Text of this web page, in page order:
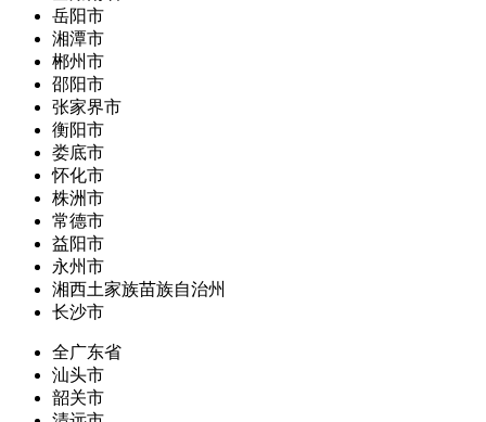
岳阳市
湘潭市
郴州市
邵阳市
张家界市
衡阳市
娄底市
怀化市
株洲市
常德市
益阳市
永州市
湘西土家族苗族自治州
长沙市
全广东省
汕头市
韶关市